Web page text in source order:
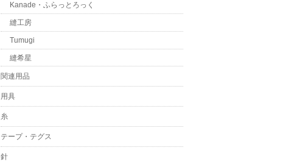
Kanade・ふらっとろっく
縫工房
Tumugi
縫希星
関連用品
用具
糸
テープ・テグス
針